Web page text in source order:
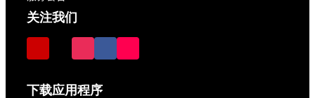
关注我们
下载应用程序